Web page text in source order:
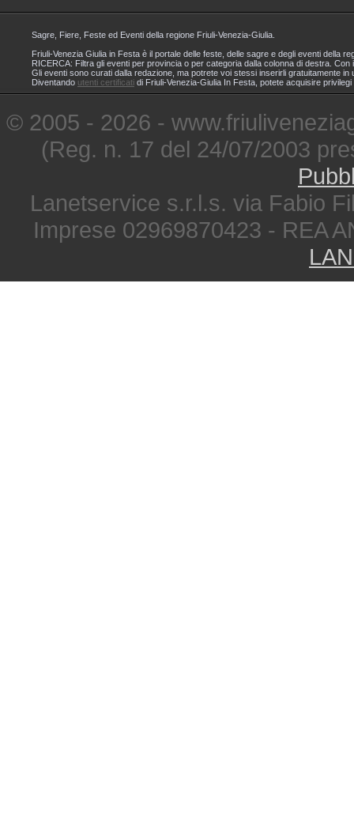
Sagre, Fiere, Feste ed Eventi della regione Friuli-Venezia-Giulia.
Friuli-Venezia Giulia in Festa è il portale delle feste, delle sagre e degli eventi della
RICERCA: Filtra gli eventi per provincia o per categoria dalla colonna di destra.
Gli eventi sono curati dalla redazione, ma potrete voi stessi inserirli gratuitamente
Diventando utenti certificati di Friuli-Venezia-Giulia In Festa, potete acquisire
© 2005 - 2026 -
(Reg. n. 17 del 24/07/2003
Lanetservice s.r.l.s. via Fabio
Imprese 02969870423 - REA